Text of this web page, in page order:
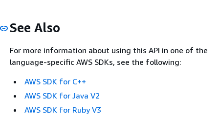
See Also
For more information about using this API in one of the
language-specific AWS SDKs, see the following:
AWS SDK for C++
AWS SDK for Java V2
AWS SDK for Ruby V3